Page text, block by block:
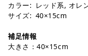
カラー: レッド系, オレ
サイズ: 40×15cm
補足情報
大きさ：40×15cm